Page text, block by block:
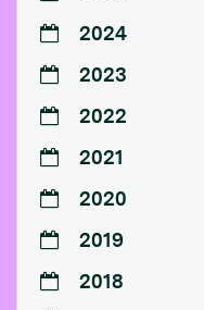
2024
2023
2022
2021
2020
2019
2018